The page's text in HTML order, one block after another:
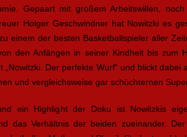
Gepaart mit großem Arbeitswillen,
Holger Geschwindner hat Nowitzki es
einem der besten Basketballspieler aller
den Anfängen in seiner Kindheit bis zum
„Nowitzki. Der perfekte Wurf“ und blickt dabei
und vergleichsweise gar schüchternen
ein Highlight der Doku ist Nowitzkis
das Verhältnis der beiden zueinander. Der